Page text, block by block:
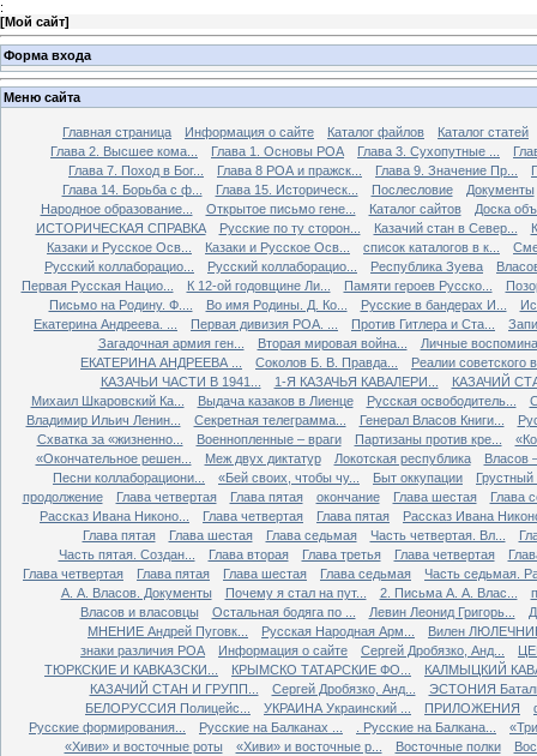
:
[Мой сайт]
Форма входа
Меню сайта
Главная страница Информация о сайте Каталог файлов
Каталог статей
Глава 2. Высшее кома...
Глава 1. Основы РОА Глава 3. Сухопутные ...
Глава 7. Поход в Бог...
Глава 8 РОА и пражск... Глава 9. Значение Пр...
Глава 14. Борьба с ф...
Глава 15. Историческ... Послесловие
Документы
Народное образование...
Открытое письмо гене... Каталог сайтов
Доска
ИСТОРИЧЕСКАЯ СПРАВКА
Русские по ту сторон... Казачий стан в Север...
Казаки и Русское Осв...
Казаки и Русское Осв... список каталогов в к...
Русский коллаборацио...
Русский коллаборацио... Республика Зуева
Первая Русская Нацио...
К 12-ой годовщине Ли... Памяти героев Русско...
Письмо на Родину. Ф....
Во имя Родины. Д. Ко... Русские в бандерах И...
Екатерина Андреева. ...
Первая дивизия РОА. ... Против Гитлера и Ста...
Загадочная армия ген...
Вторая мировая война...
Личные
ЕКАТЕРИНА АНДРЕЕВА ...
Соколов Б. В. Правда...
Реалии советского
КАЗАЧЬИ ЧАСТИ В 1941...
1-Я КАЗАЧЬЯ КАВАЛЕРИ...
КАЗАЧИЙ
Михаил Шкаровский Ка...
Выдача казаков в Лиенце Русская освободитель...
Владимир Ильич Ленин...
Секретная телеграмма... Генерал Власов Книги...
Схватка за «жизненно...
Военнопленные – враги Партизаны против кре...
«Окончательное решен...
Меж двух диктатур Локотская республика
Власов
Песни коллаборациони...
«Бей своих, чтобы чу... Быт оккупации
Грустный
продолжение
Глава четвертая Глава пятая окончание Глава шестая
Глава
Рассказ Ивана Никоно...
Глава четвертая Глава пятая
Рассказ Ивана
Глава пятая
Глава шестая Глава седьмая Часть четвертая. Вл...
Часть пятая. Создан...
Глава вторая Глава третья Глава четвертая
Глава четвертая
Глава пятая Глава шестая Глава седьмая
Часть седьмая.
А. А. Власов. Документы
Почему я стал на пут... 2. Письма А. А. Влас...
Власов и власовцы
Остальная бодяга по ... Левин Леонид Григорь...
МНЕНИЕ Андрей Пуговк...
Русская Народная Арм...
Вилен
знаки различия РОА
Информация о сайте Сергей Дробязко, Анд...
ТЮРКСКИЕ И КАВКАЗСКИ...
КРЫМСКО ТАТАРСКИЕ ФО...
КАЛМЫЦКИЙ
КАЗАЧИЙ СТАН И ГРУПП...
Сергей Дробязко, Анд...
ЭСТОНИЯ
БЕЛОРУССИЯ Полицейс...
УКРАИНА Украинский ... ПРИЛОЖЕНИЯ
Русские формирования...
Русские на Балканах ... . Русские на Балкана...
«Хиви» и восточные роты
«Хиви» и восточные р... Восточные полки